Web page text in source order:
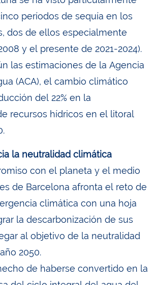
períodos de sequía en los
dos de ellos especialmente
y el presente de 2021-2024).
las estimaciones de la Agencia
(ACA), el cambio climático
del 22% en la
recursos hídricos en el litoral
la neutralidad climática
con el planeta y el medio
de Barcelona afronta el reto de
climática con una hoja
la descarbonización de sus
al objetivo de la neutralidad
2050.
de haberse convertido en la